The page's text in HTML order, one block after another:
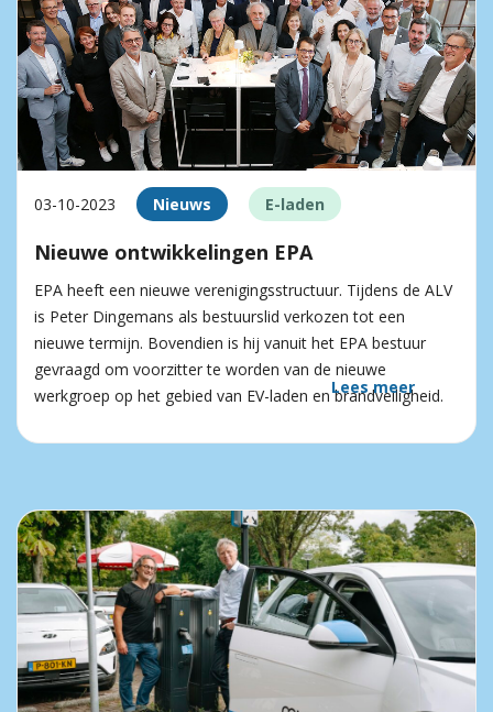
03-10-2023 Nieuws E-laden
Nieuwe ontwikkelingen EPA
EPA heeft een nieuwe verenigingsstructuur. Tijdens de ALV
is Peter Dingemans als bestuurslid verkozen tot een
nieuwe termijn. Bovendien is hij vanuit het EPA bestuur
gevraagd om voorzitter te worden van de nieuwe
werkgroep op het gebied van EV-laden en brandveiligheid.
Lees meer